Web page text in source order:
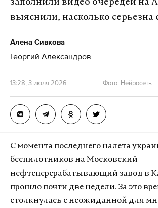
заполнили видео очередей на
выяснили, насколько серьезна
Алена Сивкова
Георгий Александров
13:28, 3 июля 2026 Фото: Нейросеть
С момента последнего налета
беспилотников на Московский
нефтеперерабатывающий завод в
прошло почти две недели. За это
столкнулась с неожиданной для